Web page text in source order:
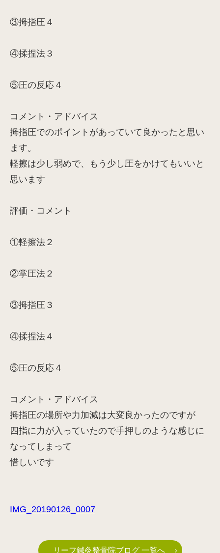
③拇指圧４
④揉捏法３
⑤圧の反応４
コメント・アドバイス
拇指圧でのポイントがあっていて良かったと思い
ます。
軽擦は少し弱めで、もう少し圧をかけてもいいと
思います
評価・コメント
①軽擦法２
②掌圧法２
③拇指圧３
④揉捏法４
⑤圧の反応４
コメント・アドバイス
拇指圧の場所や力加減は大変良かったのですが
四指に力が入っていたので手押しのような感じに
なってしまって
惜しいです
IMG_20190126_0007
リーフ鍼灸整骨院ブログ 一覧へ